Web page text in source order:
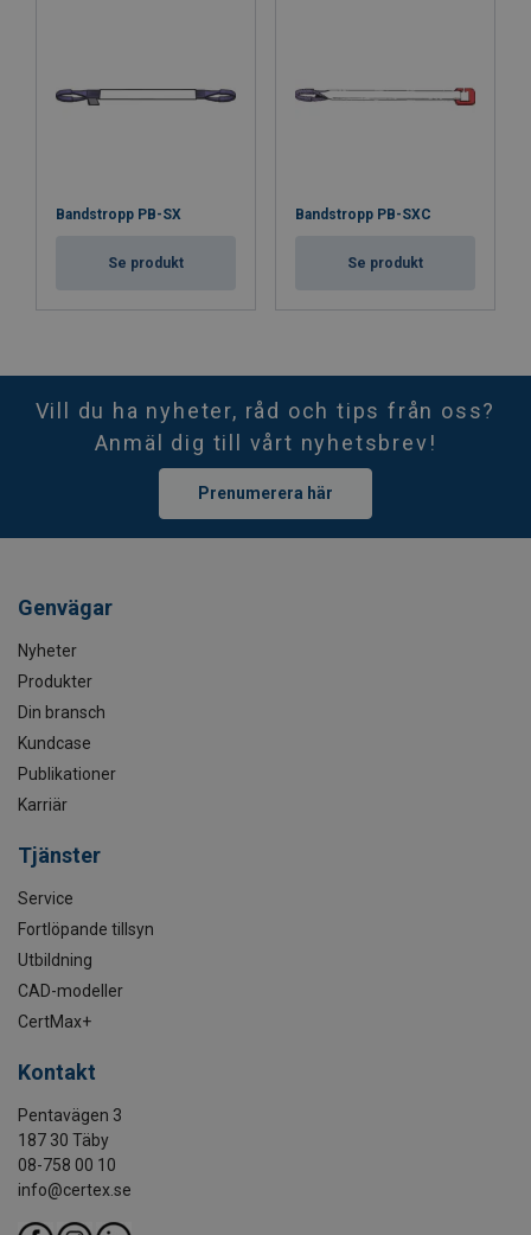
Bandstropp PB-SX
Se produkt
Bandstropp PB-SXC
Se produkt
Vill du ha nyheter, råd och tips från oss?
Anmäl dig till vårt nyhetsbrev!
Prenumerera här
Genvägar
Nyheter
Produkter
Din bransch
Kundcase
Publikationer
Karriär
Tjänster
Service
Fortlöpande tillsyn
Utbildning
CAD-modeller
CertMax+
Kontakt
Pentavägen 3
187 30 Täby
08-758 00 10
info@certex.se